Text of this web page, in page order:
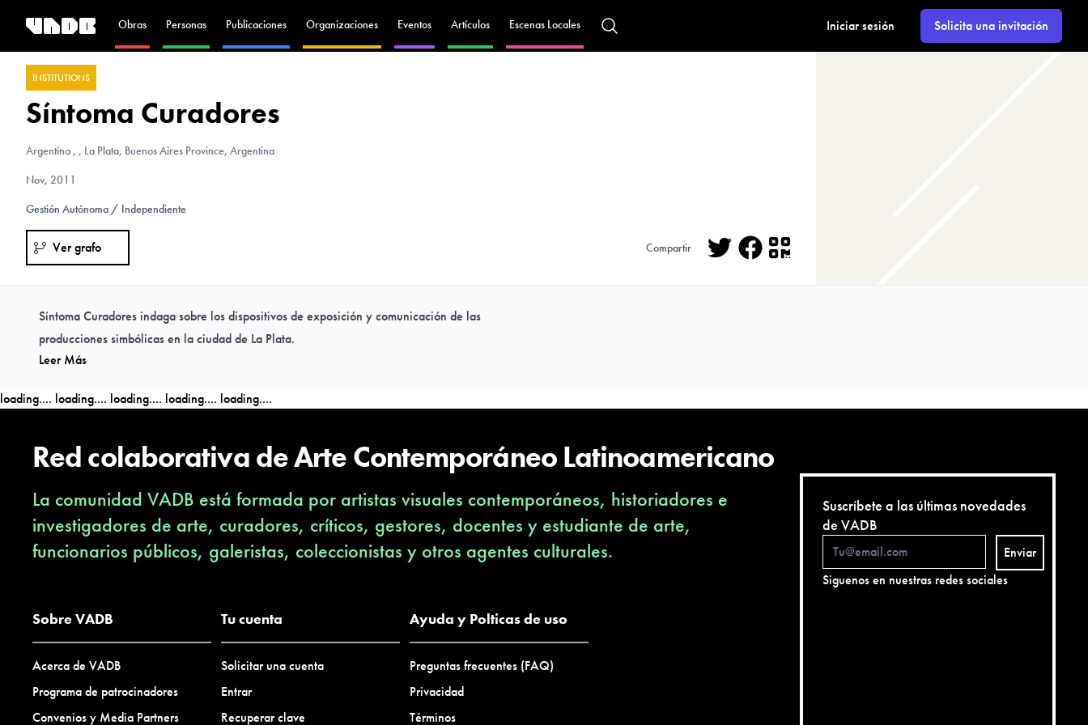
Obras Personas Publicaciones Organizaciones Eventos Artículos Escenas Locales Iniciar sesión Solicita una invitación
INSTITUTIONS
Síntoma Curadores
Argentina , , La Plata, Buenos Aires Province, Argentina
Nov, 2011
Gestión Autónoma / Independiente
Ver grafo Compartir
Síntoma Curadores indaga sobre los dispositivos de exposición y comunicación de las
producciones simbólicas en la ciudad de La Plata.
Leer Más
loading.... loading.... loading.... loading.... loading....
Red colaborativa de Arte Contemporáneo Latinoamericano
La comunidad VADB está formada por artistas visuales contemporáneos, historiadores e
investigadores de arte, curadores, críticos, gestores, docentes y estudiante de arte,
funcionarios públicos, galeristas, coleccionistas y otros agentes culturales.
Sobre VADB
Acerca de VADB
Programa de patrocinadores
Convenios y Media Partners
Tu cuenta
Solicitar una cuenta
Entrar
Recuperar clave
Ayuda y Polticas de uso
Preguntas frecuentes (FAQ)
Privacidad
Términos
Suscríbete a las últimas novedades
de VADB
Enviar
Siguenos en nuestras redes sociales